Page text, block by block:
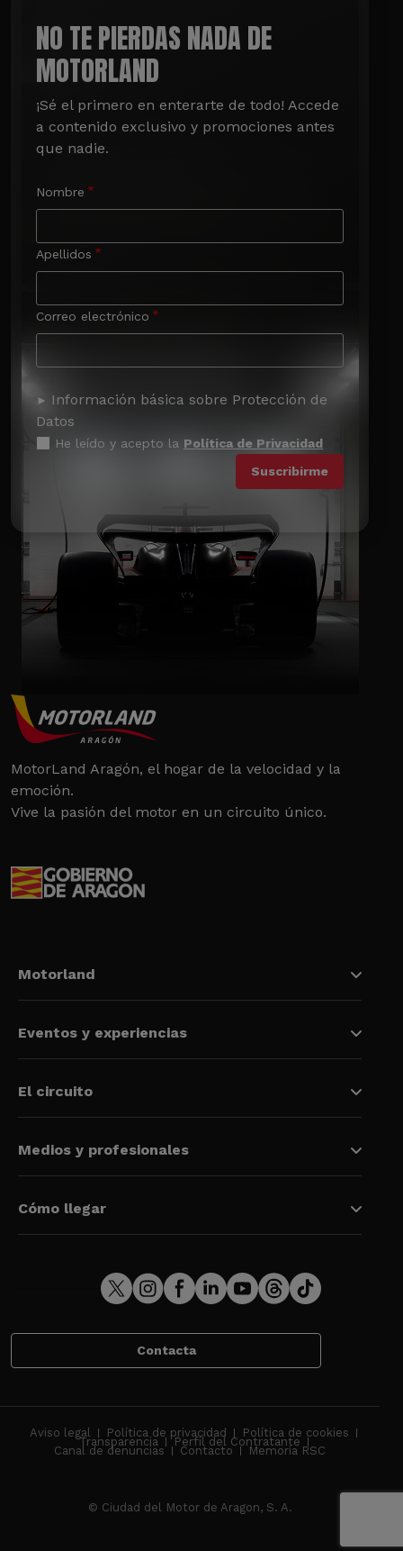
NO TE PIERDAS NADA DE
MOTORLAND
¡Sé el primero en enterarte de todo! Accede
a contenido exclusivo y promociones antes
que nadie.
Nombre
Apellidos
Correo electrónico
Información básica sobre Protección de
Datos
He leído y acepto la Política de Privacidad
MotorLand Aragón, el hogar de la velocidad y la
emoción.
Vive la pasión del motor en un circuito único.
Motorland
Eventos y experiencias
El circuito
Medios y profesionales
Cómo llegar
Contacta
Aviso legal Política de privacidad Política de cookies
Transparencia Perfil del Contratante
Canal de denuncias Contacto Memoria RSC
© Ciudad del Motor de Aragon, S. A.